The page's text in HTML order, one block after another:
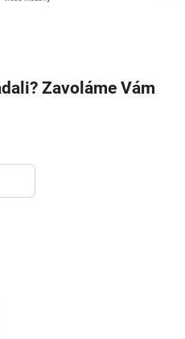
Zavoláme Vám